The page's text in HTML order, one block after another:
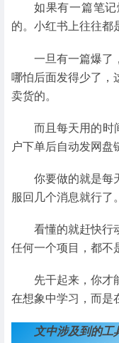
如果有一篇笔
的。小红书上往往都
一旦有一篇爆了
哪怕后面发得少了，
卖货的。
而且每天用的时
户下单后自动发网盘
你要做的就是每
服回几个消息就行了。
看懂的就赶快行
任何一个项目，都不
先干起来，你才
在想象中学习，而是
文中涉及到的工